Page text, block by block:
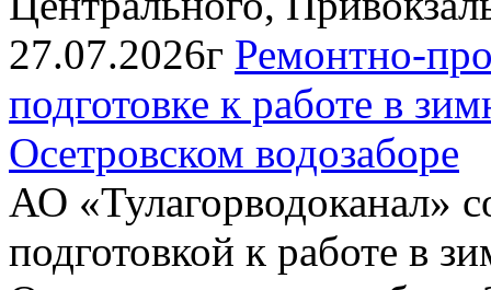
27.07.2026г Ремонтно-
подготовке к работе в
Осетровском водозаборе
АО «Тулагорводоканал»
подготовкой к работе в